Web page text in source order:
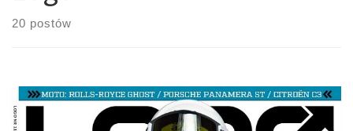
20 postów